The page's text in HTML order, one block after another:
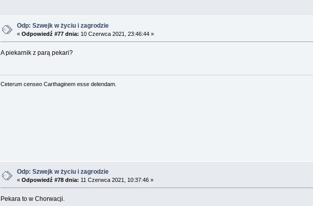
Odp: Szwejk w życiu i zagrodzie
«Odpowiedź #77 dnia: 10 Czerwca 2021, 23:46:44 »
A piekarnik z parą pekari?
Ceterum censeo Carthaginem esse delendam.
Odp: Szwejk w życiu i zagrodzie
«Odpowiedź #78 dnia: 11 Czerwca 2021, 10:37:46 »
Pekara to w Chorwacji.